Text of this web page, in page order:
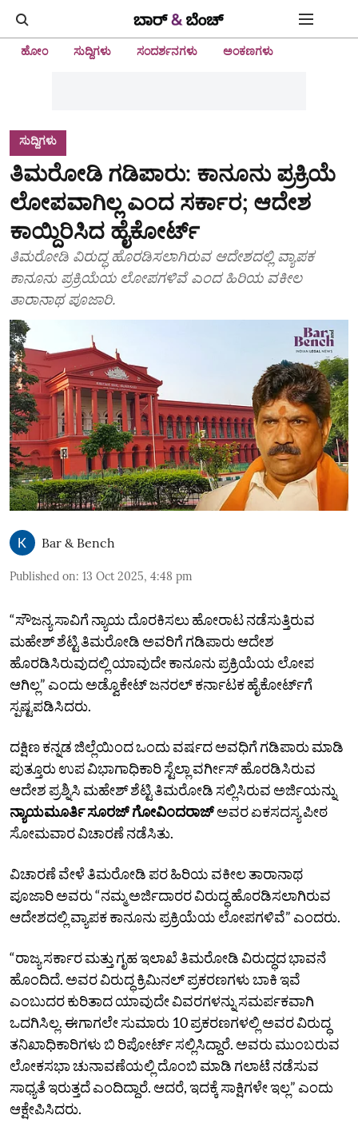
ಹೋಂ ಸುದ್ದಿಗಳು ಸಂದರ್ಶನಗಳು ಅಂಕಣಗಳು
ಸುದ್ದಿಗಳು
ತಿಮರೋಡಿ ಗಡಿಪಾರು: ಕಾನೂನು ಪ್ರಕ್ರಿಯೆ
ಲೋಪವಾಗಿಲ್ಲ ಎಂದ ಸರ್ಕಾರ; ಆದೇಶ
ಕಾಯ್ದಿರಿಸಿದ ಹೈಕೋರ್ಟ್‌
ತಿಮರೋಡಿ ವಿರುದ್ಧ ಹೊರಡಿಸಲಾಗಿರುವ ಆದೇಶದಲ್ಲಿ ವ್ಯಾಪಕ
ಕಾನೂನು ಪ್ರಕ್ರಿಯೆಯ ಲೋಪಗಳಿವೆ ಎಂದ ಹಿರಿಯ ವಕೀಲ
ತಾರಾನಾಥ ಪೂಜಾರಿ.
Bar & Bench
Published on: 13 Oct 2025, 4:48 pm
“ಸೌಜನ್ಯ ಸಾವಿಗೆ ನ್ಯಾಯ ದೊರಕಿಸಲು ಹೋರಾಟ ನಡೆಸುತ್ತಿರುವ
ಮಹೇಶ್‌ ಶೆಟ್ಟಿ ತಿಮರೋಡಿ ಅವರಿಗೆ ಗಡಿಪಾರು ಆದೇಶ
ಹೊರಡಿಸಿರುವುದಲ್ಲಿ ಯಾವುದೇ ಕಾನೂನು ಪ್ರಕ್ರಿಯೆಯ ಲೋಪ
ಆಗಿಲ್ಲ” ಎಂದು ಅಡ್ವೊಕೇಟ್‌ ಜನರಲ್ ಕರ್ನಾಟಕ ಹೈಕೋರ್ಟ್‌ಗೆ
ಸ್ಪಷ್ಟಪಡಿಸಿದರು.
ದಕ್ಷಿಣ‌ ಕನ್ನಡ ಜಿಲ್ಲೆಯಿಂದ ಒಂದು ವರ್ಷದ ಅವಧಿಗೆ ಗಡಿಪಾರು ಮಾಡಿ
ಪುತ್ತೂರು ಉಪ ವಿಭಾಗಾಧಿಕಾರಿ ಸ್ಟೆಲ್ಲಾ ವರ್ಗೀಸ್ ಹೊರಡಿಸಿರುವ
ಆದೇಶ ಪ್ರಶ್ನಿಸಿ ಮಹೇಶ್ ಶೆಟ್ಟಿ ತಿಮರೋಡಿ ಸಲ್ಲಿಸಿರುವ ಅರ್ಜಿಯನ್ನು
ನ್ಯಾಯಮೂರ್ತಿ ಸೂರಜ್‌ ಗೋವಿಂದರಾಜ್‌ಅವರ ಏಕಸದಸ್ಯ ಪೀಠ
ಸೋಮವಾರ ವಿಚಾರಣೆ ನಡೆಸಿತು.
ವಿಚಾರಣೆ ವೇಳೆ ತಿಮರೋಡಿ ಪರ ಹಿರಿಯ ವಕೀಲ ತಾರಾನಾಥ
ಪೂಜಾರಿ ಅವರು “ನಮ್ಮ ಅರ್ಜಿದಾರರ ವಿರುದ್ಧ ಹೊರಡಿಸಲಾಗಿರುವ
ಆದೇಶದಲ್ಲಿ ವ್ಯಾಪಕ ಕಾನೂನು ಪ್ರಕ್ರಿಯೆಯ ಲೋಪಗಳಿವೆ” ಎಂದರು.
“ರಾಜ್ಯ ಸರ್ಕಾರ ಮತ್ತು ಗೃಹ ಇಲಾಖೆ ತಿಮರೋಡಿ ವಿರುದ್ಧದ ಭಾವನೆ
ಹೊಂದಿದೆ. ಅವರ ವಿರುದ್ಧ ಕ್ರಿಮಿನಲ್ ಪ್ರಕರಣಗಳು ಬಾಕಿ ಇವೆ
ಎಂಬುದರ ಕುರಿತಾದ ಯಾವುದೇ ವಿವರಗಳನ್ನು ಸಮರ್ಪಕವಾಗಿ
ಒದಗಿಸಿಲ್ಲ. ಈಗಾಗಲೇ ಸುಮಾರು 10 ಪ್ರಕರಣಗಳಲ್ಲಿ ಅವರ ವಿರುದ್ಧ
ತನಿಖಾಧಿಕಾರಿಗಳು ಬಿ ರಿಪೋರ್ಟ್‌ ಸಲ್ಲಿಸಿದ್ದಾರೆ. ಅವರು ಮುಂಬರುವ
ಲೋಕಸಭಾ ಚುನಾವಣೆಯಲ್ಲಿ ದೊಂಬಿ ಮಾಡಿ ಗಲಾಟೆ ನಡೆಸುವ
ಸಾಧ್ಯತೆ ಇರುತ್ತದೆ ಎಂದಿದ್ದಾರೆ. ಆದರೆ, ಇದಕ್ಕೆ ಸಾಕ್ಷಿಗಳೇ ಇಲ್ಲ” ಎಂದು
ಆಕ್ಷೇಪಿಸಿದರು.